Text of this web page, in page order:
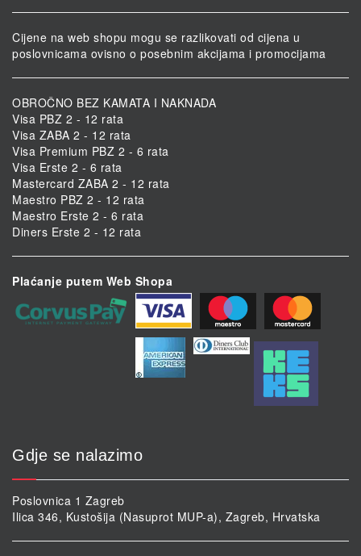
Cijene na web shopu mogu se razlikovati od cijena u
poslovnicama ovisno o posebnim akcijama i promocijama
OBROČNO BEZ KAMATA I NAKNADA
Visa PBZ 2 - 12 rata
Visa ZABA 2 - 12 rata
Visa Premium PBZ 2 - 6 rata
Visa Erste 2 - 6 rata
Mastercard ZABA 2 - 12 rata
Maestro PBZ 2 - 12 rata
Maestro Erste 2 - 6 rata
Diners Erste 2 - 12 rata
Plaćanje putem Web Shopa
Gdje se nalazimo
Poslovnica 1 Zagreb
Ilica 346, Kustošija (Nasuprot MUP-a), Zagreb, Hrvatska